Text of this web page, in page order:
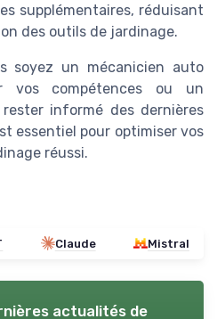
supplémentaires, réduisant
des outils de jardinage.
soyez un mécanicien auto
vos compétences ou un
informé des dernières
essentiel pour optimiser vos
réussi.
Claude Mistral
actualités de